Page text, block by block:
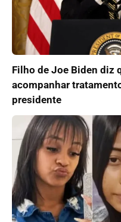
Filho de Joe Biden diz
acompanhar
presidente